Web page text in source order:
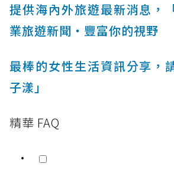
提供海內外旅遊最新消息，
業旅遊新聞‧豐富你的視野
最棒的女性生活資訊分享，
子漾」
精華 FAQ